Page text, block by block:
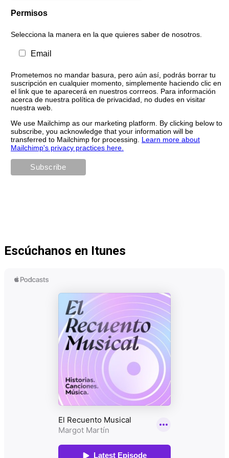
Permisos
Selecciona la manera en la que quieres saber de nosotros.
Email
Prometemos no mandar basura, pero aún así, podrás borrar tu
suscripción en cualquier momento, simplemente haciendo clic en
el link que te aparecerá en nuestros corrreos. Para información
acerca de nuestra política de privacidad, no dudes en visitar
nuestra web.
We use Mailchimp as our marketing platform. By clicking below to
subscribe, you acknowledge that your information will be
transferred to Mailchimp for processing. Learn more about
Mailchimp's privacy practices here.
Escúchanos en Itunes